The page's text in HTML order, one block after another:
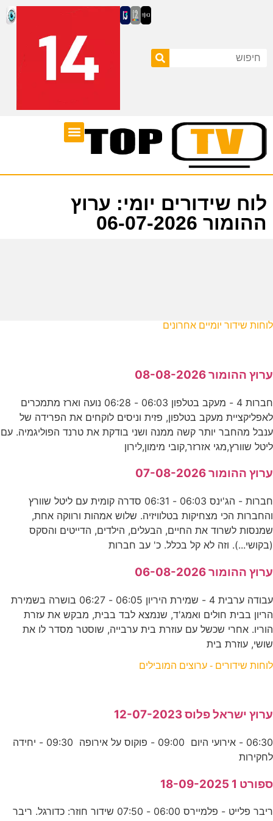
לוח שידורים יומי: ערוץ
ההומור 06-07-2026
לוחות שידור יומיים אחרונים
ערוץ ההומור 08-08-2026
חברות 4 - מעקב בטלפון 06:03 - 06:28 נועה וארז מתמכרים
לאפליקציית מעקב בטלפון, פזית וניסים לוקחים את הפרידה של
ענבל מהחבר יותר קשה ממנה ושני בודקת את טרנד הפוליגמיה. עם
ליטל שוורץ,מגי אזרזר,קובי מימון,לירון
ערוץ ההומור 07-08-2026
חברות - הג'ינס 06:03 - 06:31 סדרה קומית עם ליטל שוורץ
והחברות הכי מצחיקות בטלוויזיה. שלוש אמהות ורווקה אחת,
שמנסות לשרוד את החיים, הבעלים, הילדים, הדייטים והסקס
(בקושי...). וזה לא קל בכלל. כ' עב חברות
ערוץ ההומור 06-08-2026
עבודה ערבית 4 - שמירת היריון 06:05 - 06:27 בושרה בשמירת
הריון בבית חולים ואמג'ד, שנמצא לבד בבית, מבקש את עזרת
הוריו. אחרי שכשל עם עוזרת בית ערבייה, שוסטר מסדר לו את
שושי, עוזרת בית
לוחות שידורים - ערוצים המובילים
ערוץ ישראל פלוס 12-07-2023
06:30 - אירועי היום 09:00 - פוקוס על אירופה 09:30 - יחידה
לחקירות
ספורט 1 18-09-2025
ריבר פלייט - פלמיירס 06:00 - 07:50 שידור חוזר: כדורגל. ריבר